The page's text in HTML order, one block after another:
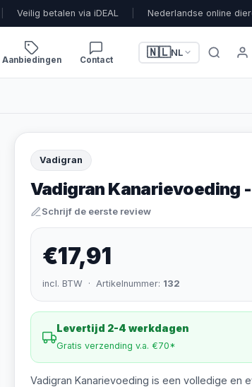
Veilig betalen via iDEAL Nederlandse online
Aanbiedingen Contact
🇳🇱NL
Vadigran
Vadigran Kanarievoeding
Schrijf de eerste review
€17,91
incl. BTW · Artikelnummer: 132
Levertijd 2-4 werkdagen
Gratis verzending v.a. €70*
Vadigran Kanarievoeding is een volledige en